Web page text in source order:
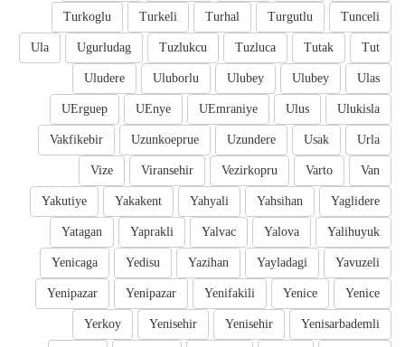
Tunceli
Turgutlu
Turhal
Turkeli
Turkoglu
Tut
Tutak
Tuzluca
Tuzlukcu
Ugurludag
Ula
Ulas
Ulubey
Ulubey
Uluborlu
Uludere
Ulukisla
Ulus
UEmraniye
UEnye
UErguep
Urla
Usak
Uzundere
Uzunkoeprue
Vakfikebir
Van
Varto
Vezirkopru
Viransehir
Vize
Yaglidere
Yahsihan
Yahyali
Yakakent
Yakutiye
Yalihuyuk
Yalova
Yalvac
Yaprakli
Yatagan
Yavuzeli
Yayladagi
Yazihan
Yedisu
Yenicaga
Yenice
Yenice
Yenifakili
Yenipazar
Yenipazar
Yenisarbademli
Yenisehir
Yenisehir
Yerkoy